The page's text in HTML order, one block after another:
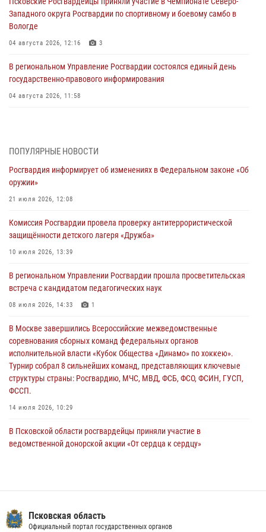
Западного округа Росгвардии по спортивному и боевому самбо в
Вологде
04 августа 2026, 12:16 3
В региональном Управление Росгвардии состоялся единый день
государственно-правового информирования
04 августа 2026, 11:58
03 августа 2026, 17:21
21 единицу оружия изъяли Псковские росгвардейцы за неделю
03 августа 2026, 14:10
безопасности во время празднования Дня ВДВ
02 августа 2026, 13:28
улицу Труда
31 июля 2026, 13:53
Всероссийского конкурса профессионального мастерства среди
сотрудников вневедомственной охраны Росгвардии, Псковские
Росгвардейцы одержали победу
30 июля 2026, 05:10
ПОПУЛЯРНЫЕ НОВОСТИ
Росгвардия информирует об изменениях в Федеральном законе «Об
оружии»
21 июля 2026, 12:08
Комиссия Росгвардии провела проверку антитеррористической
защищённости детского лагеря «Дружба»
10 июля 2026, 13:39
В региональном Управлении Росгвардии прошла просветительская
встреча с кандидатом педагогических наук
08 июля 2026, 14:33 1
В Москве завершились Всероссийские межведомственные
соревнования сборных команд федеральных органов
исполнительной власти «Кубок Общества «Динамо» по хоккею».
Турнир собрал 8 сильнейших команд, представляющих ключевые
структуры страны: Росгвардию, МЧС, МВД, ФСБ, ФСО, ФСИН, ГУСП,
ФССП.
14 июля 2026, 10:29
В Псковской области росгвардейцы приняли участие в
ведомственной донорской акции «От сердца к сердцу»
24 июля 2026, 13:59 1
Псковская область
Официальный портал государственных органов